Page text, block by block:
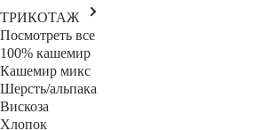
ТРИКОТАЖ
Посмотреть все
100% кашемир
Кашемир микс
Шерсть/альпака
Вискоза
Хлопок